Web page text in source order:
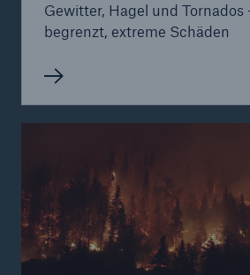
Gewitter, Hagel und Tornados
begrenzt, extreme Schäden